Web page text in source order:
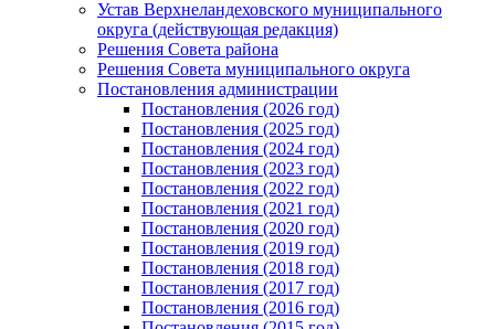
Устав Верхнеландеховского муниципального
округа (действующая редакция)
Решения Совета района
Решения Совета муниципального округа
Постановления администрации
Постановления (2026 год)
Постановления (2025 год)
Постановления (2024 год)
Постановления (2023 год)
Постановления (2022 год)
Постановления (2021 год)
Постановления (2020 год)
Постановления (2019 год)
Постановления (2018 год)
Постановления (2017 год)
Постановления (2016 год)